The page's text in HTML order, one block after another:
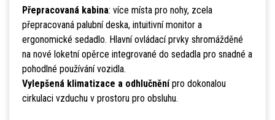
Přepracovaná kabina: více místa pro nohy, zcela
přepracovaná palubní deska, intuitivní monitor a
ergonomické sedadlo. Hlavní ovládací prvky shromážděné
na nové loketní opěrce integrované do sedadla pro snadné a
pohodlné používání vozidla.
Vylepšená klimatizace a odhlučněnípro dokonalou
cirkulaci vzduchu v prostoru pro obsluhu.